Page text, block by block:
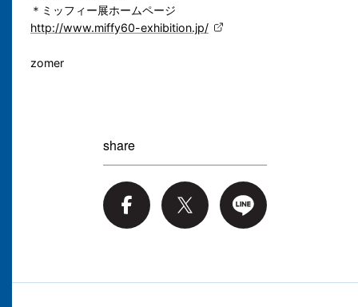
＊ミッフィー展ホームページ
http://www.miffy60-exhibition.jp/
zomer
share